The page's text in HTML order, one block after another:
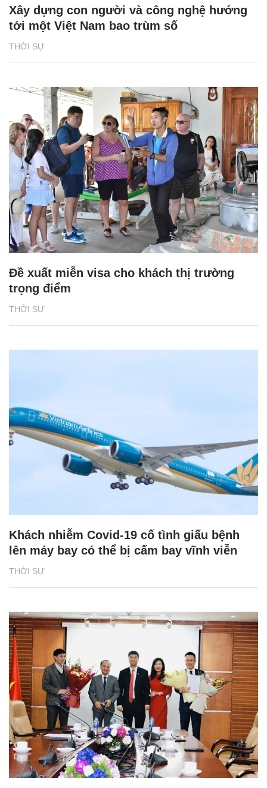
THỜI SỰ
Xây dựng con người và công nghệ hướng
tới một Việt Nam bao trùm số
THỜI SỰ
Đề xuất miễn visa cho khách thị trường
trọng điểm
THỜI SỰ
Khách nhiễm Covid-19 cố tình giấu bệnh
lên máy bay có thể bị cấm bay vĩnh viễn